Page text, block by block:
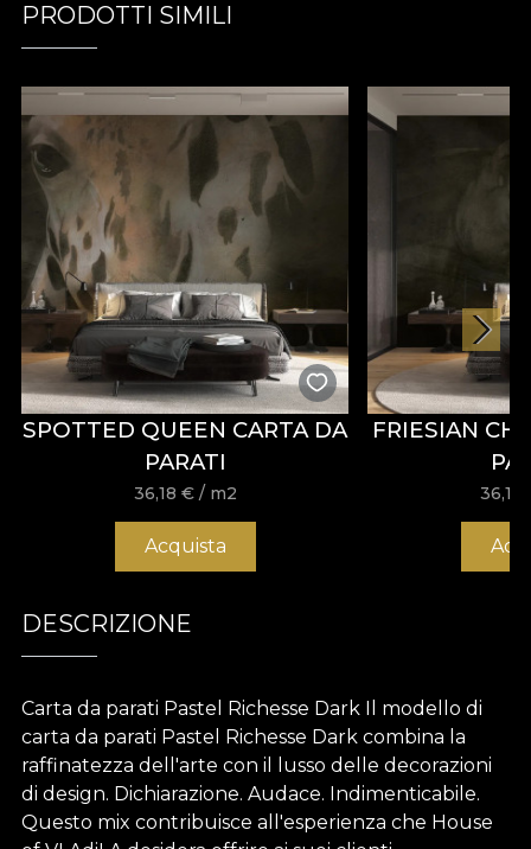
PRODOTTI SIMILI
SPOTTED QUEEN CARTA DA
PARATI
36,18 € / m2
Acquista
FRIESIAN
36,18
DESCRIZIONE
Carta da parati Pastel Richesse Dark Il modello di
carta da parati Pastel Richesse Dark combina la
raffinatezza dell'arte con il lusso delle decorazioni
di design. Dichiarazione. Audace. Indimenticabile.
Questo mix contribuisce all'esperienza che House